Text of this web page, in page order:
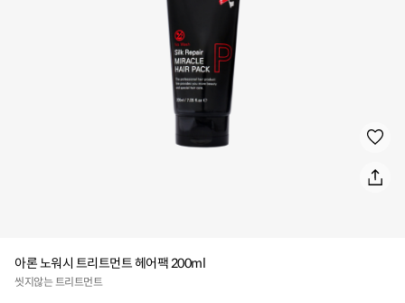
아론 노워시 트리트먼트 헤어팩 200ml
씻지않는 트리트먼트